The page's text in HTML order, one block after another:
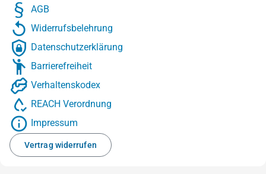
AGB
Widerrufsbelehrung
Datenschutzerklärung
Barrierefreiheit
Verhaltenskodex
REACH Verordnung
Impressum
Vertrag widerrufen